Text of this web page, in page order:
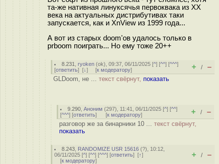
та-же нативная линуксячья первоквака из XX
века на актуальных дистрибутивах таки
запускается, как и XnView из 1999 года...
А вот из старых doom'ов удалось только в
prboom поиграть... Но ему тоже 20++
8.231 ,ryoken (ok), 09:37, 06/11/2025 [^] [^^] [^^^]
[ответить] [↓] [к модератору] + / –
GLDoom, не ... текст свёрнут, показать
9.290 ,Аноним (297), 11:41, 06/11/2025 [^] [^^]
[^^^] [ответить] [к модератору] + / –
разговор же за бинарники 10 ... текст свёрнут,
показать
8.243 RANDOMIZE USR 15616 (?), 10:12,
06/11/2025 [^] [^^] [^^^] [ответить] [↑]
[к модератору]
+ / –